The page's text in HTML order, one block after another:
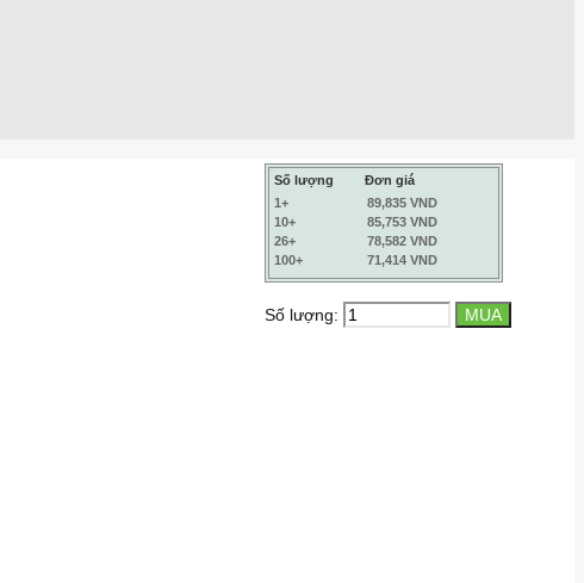
Số lượng
Đơn giá
1+
89,835 VND
10+
85,753 VND
26+
78,582 VND
100+
71,414 VND
Số lượng: